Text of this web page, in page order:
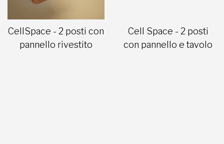
CellSpace - 2 posti con
pannello rivestito
Cell Space - 2 posti
con pannello e tavolo